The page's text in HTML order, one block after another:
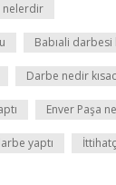
nelerdir
Babıali darbesi
Darbe nedir
Enver Paşa
yaptı